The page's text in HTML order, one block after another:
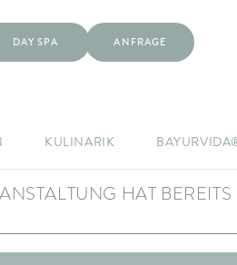
DAY SPA ANFRAGE
KULINARIK
HAT